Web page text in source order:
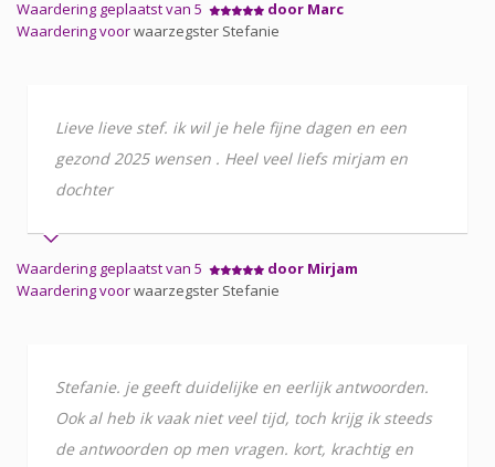
Waardering geplaatst van 5
door Marc
Waardering voorwaarzegster Stefanie
Lieve lieve stef. ik wil je hele fijne dagen en een
gezond 2025 wensen . Heel veel liefs mirjam en
dochter
Waardering geplaatst van 5
door Mirjam
Waardering voorwaarzegster Stefanie
Stefanie. je geeft duidelijke en eerlijk antwoorden.
Ook al heb ik vaak niet veel tijd, toch krijg ik steeds
de antwoorden op men vragen. kort, krachtig en